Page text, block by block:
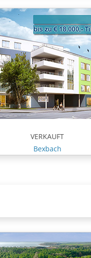
VERKAUFT
Bexbach